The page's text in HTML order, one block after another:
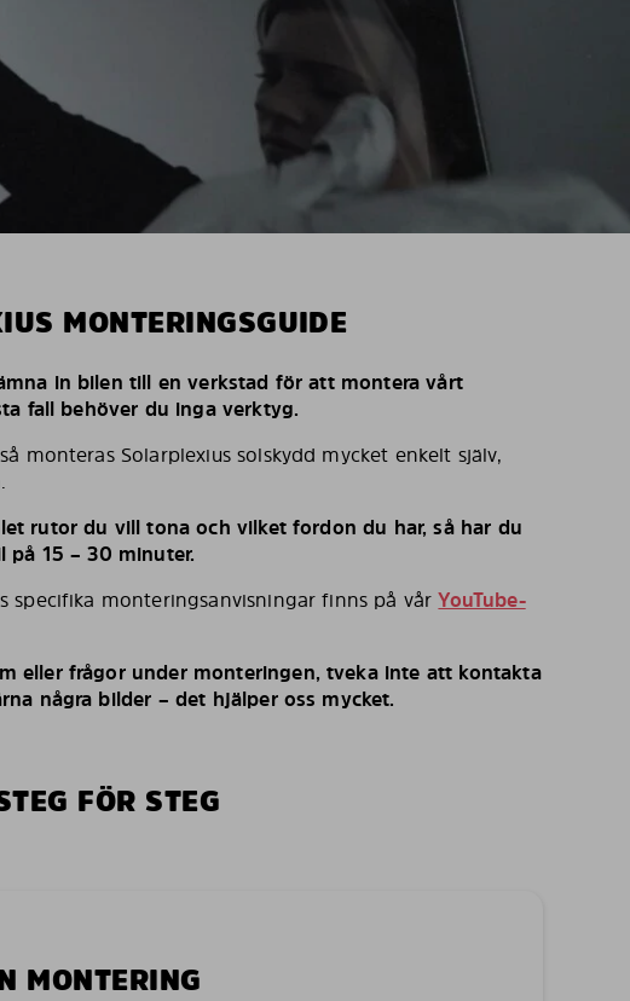
MONTERINGSGUIDE
in bilen till en verkstad för att montera vårt
fall behöver du inga verktyg.
monteras Solarplexius solskydd mycket enkelt själv,
rutor du vill tona och vilket fordon du har, så har du
15 – 30 minuter.
specifika monteringsanvisningar finns på vårYouTube-
eller frågor under monteringen, tveka inte att kontakta
några bilder – det hjälper oss mycket.
FÖR STEG
MONTERING